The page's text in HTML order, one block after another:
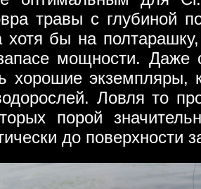
травы с глубиной
хотя бы на
мощности. Даже
хорошие
Ловля то
порой
до поверхности